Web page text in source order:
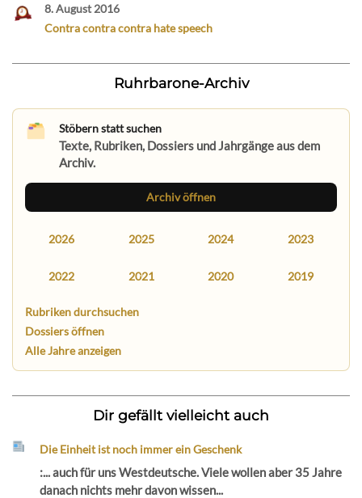
8. August 2016
Contra contra contra hate speech
Ruhrbarone-Archiv
Stöbern statt suchen
Texte, Rubriken, Dossiers und Jahrgänge aus dem
Archiv.
Archiv öffnen
2026 2025 2024 2023
2022 2021 2020 2019
Rubriken durchsuchen
Dossiers öffnen
Alle Jahre anzeigen
Dir gefällt vielleicht auch
Die Einheit ist noch immer ein Geschenk
:... auch für uns Westdeutsche. Viele wollen aber 35 Jahre
danach nichts mehr davon wissen...